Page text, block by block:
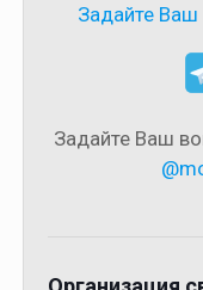
Задайте Ваш
Задайте Ваш